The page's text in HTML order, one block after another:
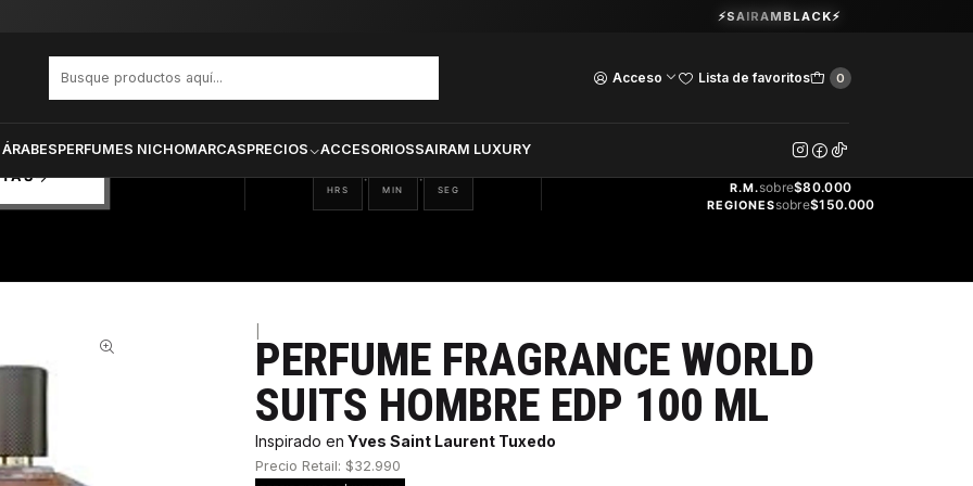
Acceso Lista de favoritos 0
PERFUMES NICHOMARCASPRECIOS ACCESORIOSSAIRAM LUXURY
Guardia Vieja 202. Oficina 102.Ver Horarios
⚡SAIRAMBLACK⚡
10
HRS
: 04
MIN
: 34
SEG
GRATIS
R.M.sobre$80.000
REGIONESsobre$150.000
PERFUME FRAGRANCE WORLD
SUITS HOMBRE EDP 100 ML
Inspirado en Yves Saint Laurent Tuxedo
Precio Retail: $32.990